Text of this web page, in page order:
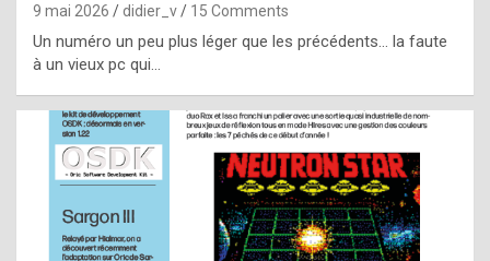
e
f
o
m
m
a
y
9 mai 2026 didier_v 15 Comments
Un numéro un peu plus léger que les précédents… la faute
à un vieux pc qui…